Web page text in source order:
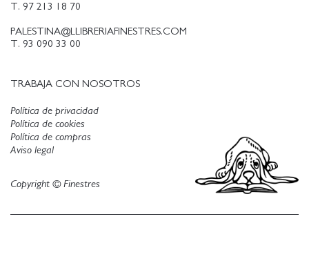
T. 97 213 18 70
PALESTINA@LLIBRERIAFINESTRES.COM
T. 93 090 33 00
TRABAJA CON NOSOTROS
Política de privacidad
Política de cookies
Aviso legal
Política de compras
Copyright © Finestres